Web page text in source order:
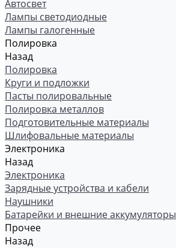
Автосвет
Лампы светодиодные
Лампы галогенные
Полировка
Назад
Полировка
Круги и подложки
Пасты полировальные
Полировка металлов
Подготовительные материалы
Шлифовальные материалы
Электроника
Назад
Электроника
Зарядные устройства и кабели
Наушники
Батарейки и внешние аккумуляторы
Прочее
Назад